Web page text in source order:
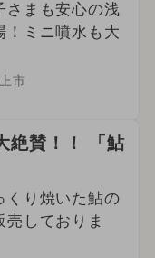
さまも安心の浅
！ミニ噴水も大
市
絶賛！！ 「鮎
くり焼いた鮎の
売しておりま